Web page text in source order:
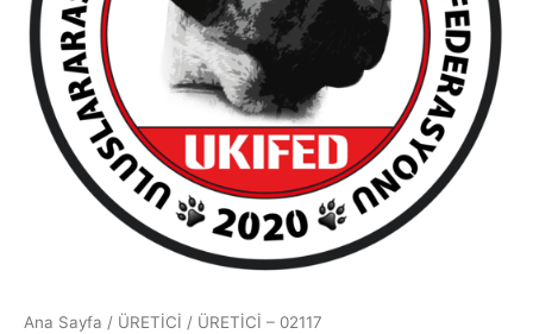
Ana Sayfa / ÜRETİCİ / ÜRETİCİ – 02117